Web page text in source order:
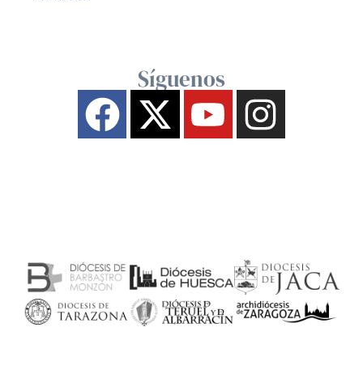
Síguenos